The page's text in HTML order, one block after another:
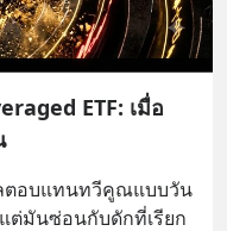
ETF: เมื่อ
ตอบแทนทวีคูณแบบวัน
ต่มันซ่อนกับดักที่เรียก